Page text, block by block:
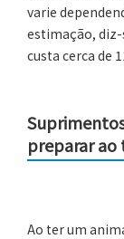
varie
estimação, diz-
custa cerca de
preparar ao
Ao ter um